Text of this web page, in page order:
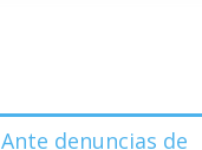
Ante denuncias de